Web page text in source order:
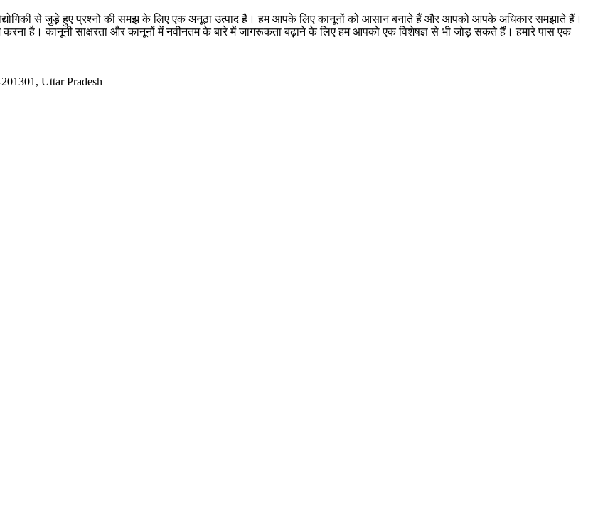
से जुड़े हुए प्रश्नो की समझ के लिए एक अनूठा उत्पाद है। हम आपके लिए कानूनों को आसान बनाते हैं और आपको आपके अधिकार समझाते हैं।
है। कानूनी साक्षरता और कानूनों में नवीनतम के बारे में जागरूकता बढ़ाने के लिए हम आपको एक विशेषज्ञ से भी जोड़ सकते हैं। हमारे पास एक
Uttar Pradesh